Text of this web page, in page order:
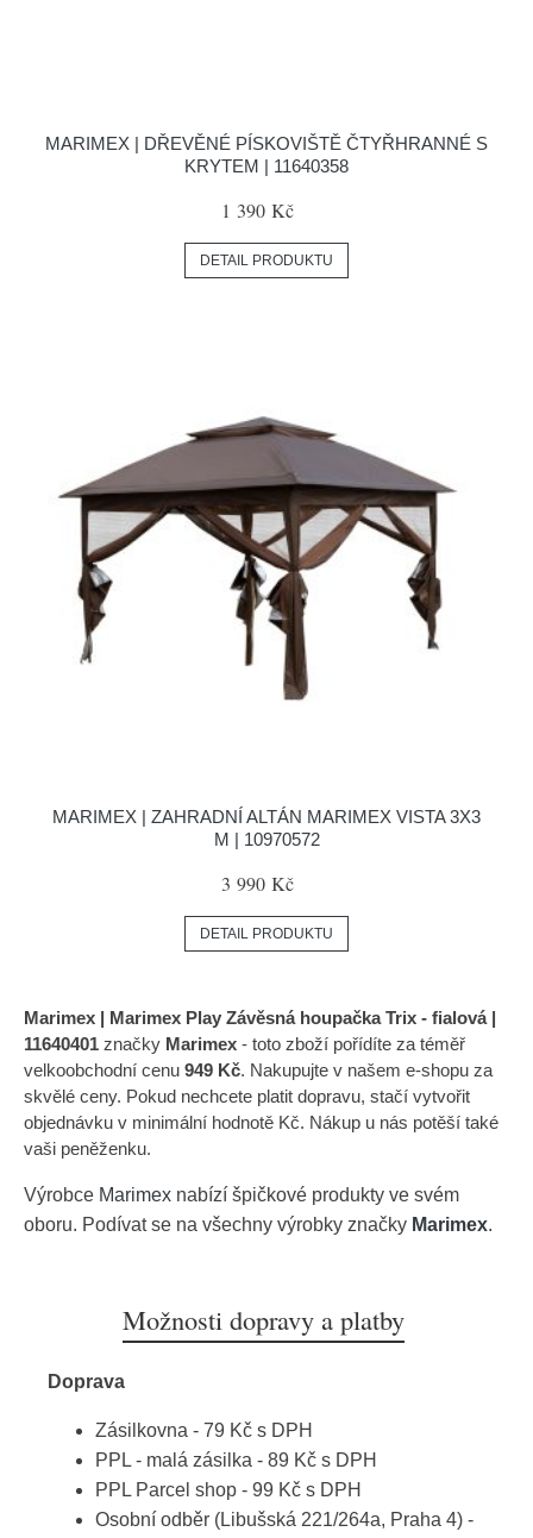
MARIMEX | DŘEVĚNÉ PÍSKOVIŠTĚ ČTYŘHRANNÉ S
KRYTEM | 11640358
1 390 Kč
DETAIL PRODUKTU
MARIMEX | ZAHRADNÍ ALTÁN MARIMEX VISTA 3X3
M | 10970572
3 990 Kč
DETAIL PRODUKTU
Marimex | Marimex Play Závěsná houpačka Trix - fialová |
11640401 značky Marimex - toto zboží pořídíte za téměř
velkoobchodní cenu 949 Kč. Nakupujte v našem e-shopu za
skvělé ceny. Pokud nechcete platit dopravu, stačí vytvořit
objednávku v minimální hodnotě Kč. Nákup u nás potěší také
vaši peněženku.
Výrobce Marimex nabízí špičkové produkty ve svém
oboru. Podívat se na všechny výrobky značky Marimex.
Možnosti dopravy a platby
Doprava
Zásilkovna - 79 Kč s DPH
PPL - malá zásilka - 89 Kč s DPH
PPL Parcel shop - 99 Kč s DPH
Osobní odběr (Libušská 221/264a, Praha 4) -